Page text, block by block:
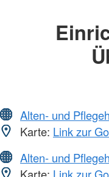
Alten- und
Karte: Link zur
Alten- und
Karte: Link zur